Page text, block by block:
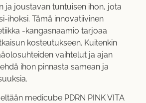
ja joustavan tuntuisen ihon, jota
ihoksi. Tämä innovatiivinen
-kangasnaamio tarjoaa
kosteutukseen. Kuitenkin
vaihtelut ja ajan
ihon pinnasta samean ja
medicube PDRN PINK VITA